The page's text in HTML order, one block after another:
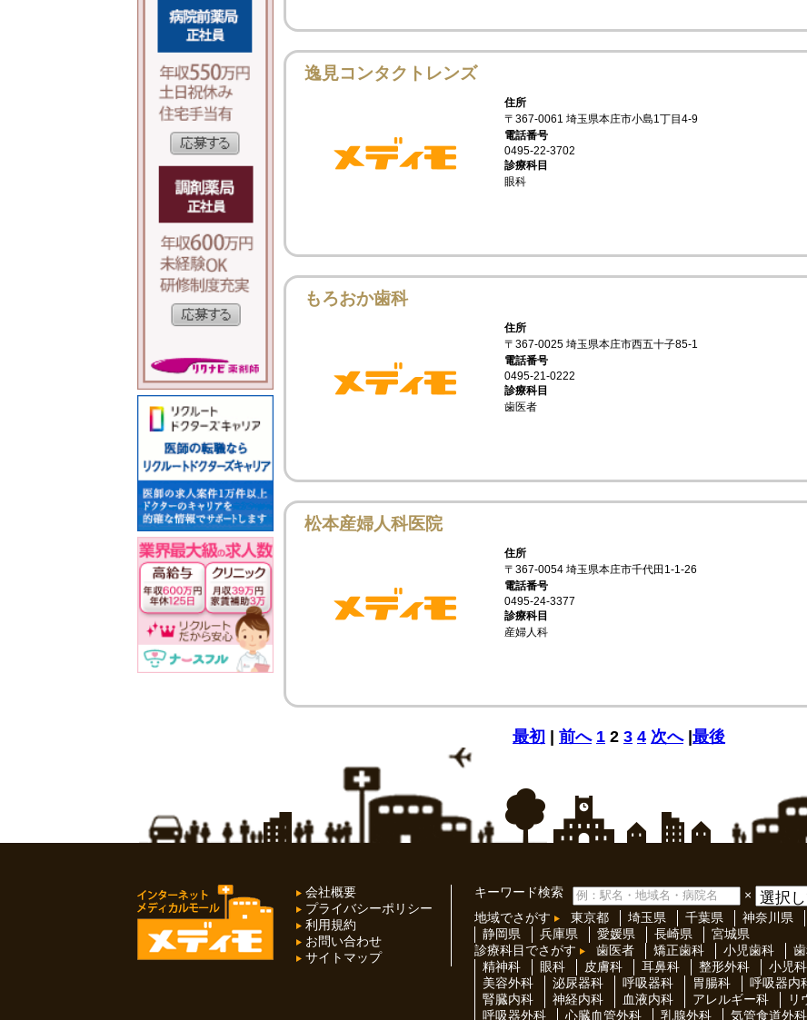
逸見コンタクトレンズ
住所
〒367-0061 埼玉県本庄市小島1丁目4-9
電話番号
0495-22-3702
診療科目
眼科
もろおか歯科
住所
〒367-0025 埼玉県本庄市西五十子85-1
電話番号
0495-21-0222
診療科目
歯医者
松本産婦人科医院
住所
〒367-0054 埼玉県本庄市千代田1-1-26
電話番号
0495-24-3377
診療科目
産婦人科
最初 前へ 1 2 3 4 次へ| 最後
会社概要
プライバシーポリシー
利用規約
お問い合わせ
サイトマップ
キーワード検索
×
地域でさがす
東京都 埼玉県 千葉県 神奈川県
静岡県
兵庫県 愛媛県 長崎県
宮城県
診療科目でさがす
歯医者 矯正歯科 小児歯科
精神科
眼科 皮膚科 耳鼻科 整形外科 小児科
美容外科
泌尿器科 呼吸器科 胃腸科 呼吸器内
腎臓内科
神経内科 血液内科 アレルギー科 リ
呼吸器外科
心臓血管外科 乳腺外科 気管食道外科